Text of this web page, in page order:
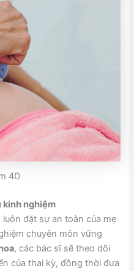
4D
kinh nghiệm
đặt sự an toàn của mẹ
chuyên môn vững
, các bác sĩ sẽ theo dõi
của thai kỳ, đồng thời đưa